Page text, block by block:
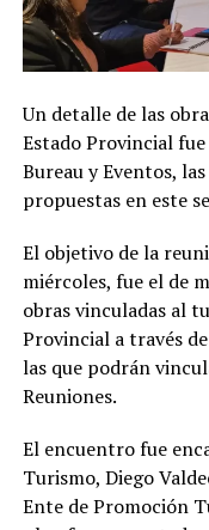
Un detalle de las
Estado Provincial
Bureau y Eventos,
propuestas en este
El objetivo de la
miércoles, fue el de
obras vinculadas al
Provincial a través
las que podrán
Reuniones.
El encuentro fue
Turismo, Diego
Ente de Promoción